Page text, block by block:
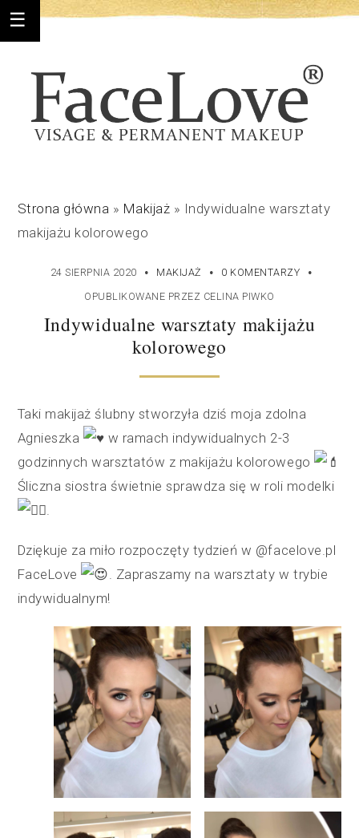
Strona główna » Makijaż » Indywidualne warsztaty
makijażu kolorowego
24 SIERPNIA 2020 · MAKIJAŻ · 0 KOMENTARZY ·
OPUBLIKOWANE PRZEZ CELINA PIWKO
Indywidualne warsztaty makijażu
kolorowego
Taki makijaż ślubny stworzyła dziś moja zdolna
Agnieszka
w ramach indywidualnych 2-3
godzinnych warsztatów z makijażu kolorowego
Śliczna siostra świetnie sprawdza się w roli modelki
.
Dziękuje za miło rozpoczęty tydzień w @facelove.pl
FaceLove
. Zapraszamy na warsztaty w trybie
indywidualnym!